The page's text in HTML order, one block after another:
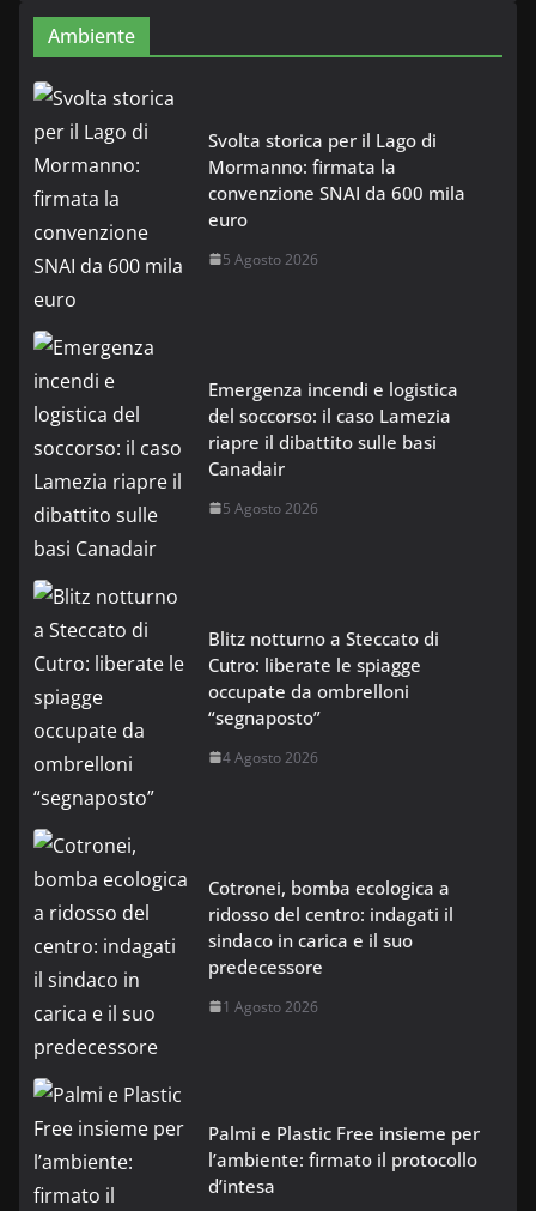
Ambiente
Svolta storica per il Lago di
Mormanno: firmata la
convenzione SNAI da 600 mila
euro
5 Agosto 2026
Emergenza incendi e logistica
del soccorso: il caso Lamezia
riapre il dibattito sulle basi
Canadair
5 Agosto 2026
Blitz notturno a Steccato di
Cutro: liberate le spiagge
occupate da ombrelloni
“segnaposto”
4 Agosto 2026
Cotronei, bomba ecologica a
ridosso del centro: indagati il
sindaco in carica e il suo
predecessore
1 Agosto 2026
Palmi e Plastic Free insieme per
l’ambiente: firmato il protocollo
d’intesa